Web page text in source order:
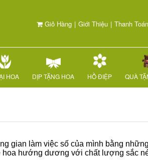
Giỏ Hàng | Giới Thiệu | Thanh Toán
HOA DỊP TẶNG HOA HỒ ĐIỆP QUÀ
gian làm việc số của mình bằng những
hoa hướng dương với chất lượng sắc